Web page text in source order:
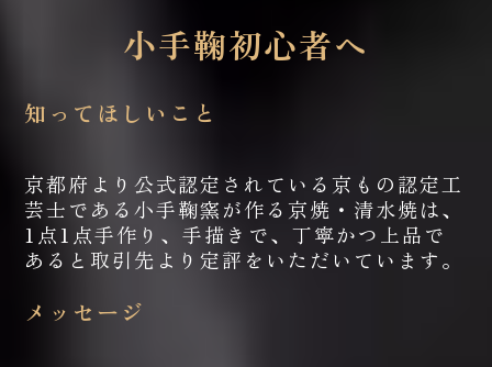
小手鞠初心者へ
知ってほしいこと
京都府より公式認定されている京もの認定工
芸士である小手鞠窯が作る京焼・清水焼は、
1点1点手作り、手描きで、丁寧かつ上品で
あると取引先より定評をいただいています。
メッセージ